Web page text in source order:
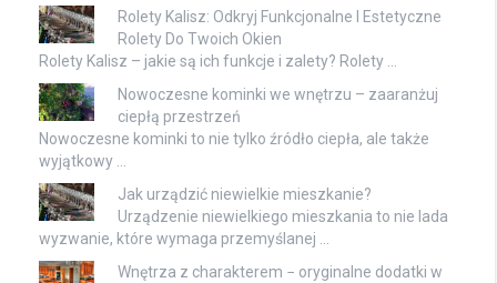
Rolety Kalisz: Odkryj Funkcjonalne I Estetyczne
Rolety Do Twoich Okien
Rolety Kalisz – jakie są ich funkcje i zalety? Rolety …
Nowoczesne kominki we wnętrzu – zaaranżuj
ciepłą przestrzeń
Nowoczesne kominki to nie tylko źródło ciepła, ale także
wyjątkowy …
Jak urządzić niewielkie mieszkanie?
Urządzenie niewielkiego mieszkania to nie lada
wyzwanie, które wymaga przemyślanej …
Wnętrza z charakterem − oryginalne dodatki w